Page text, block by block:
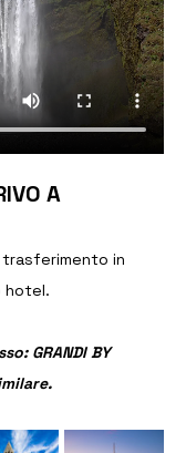
A
trasferimento in
hotel.
GRANDI BY